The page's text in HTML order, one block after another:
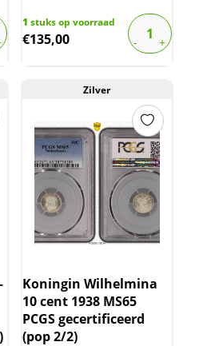
1 stuks op voorraad
€135,00
Zilver
Koningin Wilhelmina
10 cent 1938 MS65
PCGS gecertificeerd
(pop 2/2)